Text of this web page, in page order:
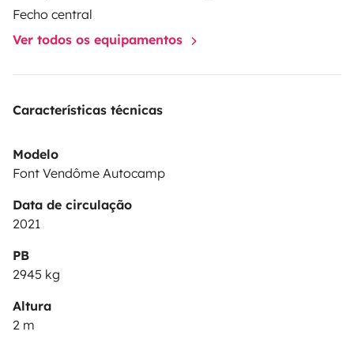
Fecho central
Ver todos os equipamentos
Características técnicas
Modelo
Font Vendôme Autocamp
Data de circulação
2021
PB
2945 kg
Altura
2 m